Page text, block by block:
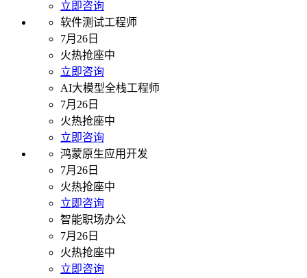
立即咨询
软件测试工程师
7月26日
火热抢座中
立即咨询
AI大模型全栈工程师
7月26日
火热抢座中
立即咨询
鸿蒙原生应用开发
7月26日
火热抢座中
立即咨询
智能职场办公
7月26日
火热抢座中
立即咨询